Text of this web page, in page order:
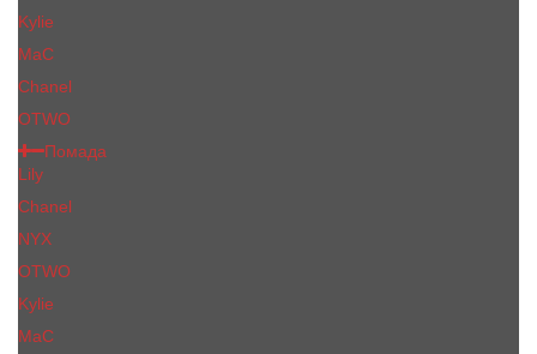
Kylie
MaC
Сhanеl
OTWO
Помада
Lily
Chanel
NYX
OTWO
Kylie
МаС